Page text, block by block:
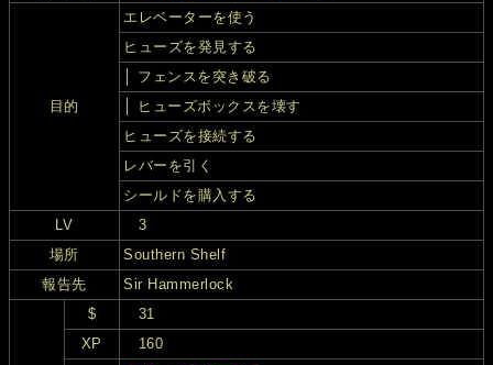
目的
エレベーターを使う
ヒューズを発見する
│ フェンスを突き破る
│ ヒューズボックスを壊す
ヒューズを接続する
レバーを引く
シールドを購入する
LV
3
場所
Southern Shelf
報告先
Sir Hammerlock
$
31
XP
160